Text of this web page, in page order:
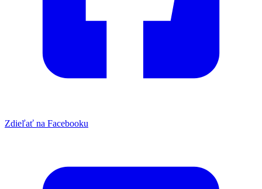
Zdieľať na Facebooku